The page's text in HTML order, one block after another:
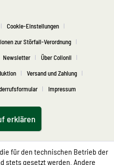
Cookie-Einstellungen
zur Störfall-Verordnung
Newsletter
Über Collonil
Versand und Zahlung
Impressum
erklären
für den technischen Betrieb der
stets gesetzt werden. Andere